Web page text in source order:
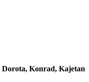
Dorota, Konrad, Kajetan